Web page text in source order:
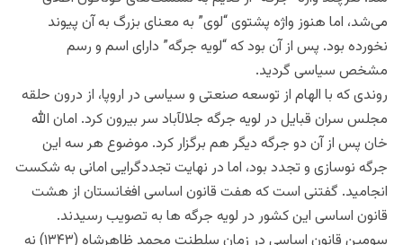
می‌شد، اما هنوز واژه پشتوی “لوی” به معنای بزرگ به آن پیوند
نخورده بود. پس از آن بود که “لویه جرگه” دارای اسم و رسم
مشخص سیاسی گردید.
روندی که با الهام از توسعه صنعتی و سیاسی در اروپا، از درون حلقه
مجلس سران قبایل در لویه جرگه جلال‎آباد سر بیرون کرد. امان‎ الله
خان پس از آن دو جرگه دیگر هم برگزار کرد. موضوع هر سه این
جرگه نوسازی و تجدد بود، اما در نهایت تجددگرایی امانی به شکست
انجامید. گفتنی است که‌ هفت قانون اساسی افغانستان از هشت
قانون اساسی این کشور در لویه جرگه‎ ها به تصویب رسیدند.